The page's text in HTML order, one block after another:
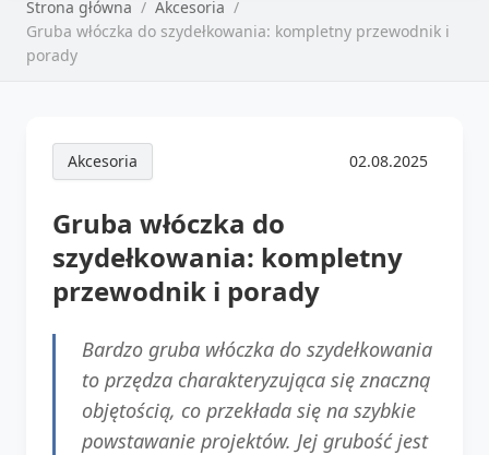
Strona główna
Akcesoria
Gruba włóczka do szydełkowania: kompletny przewodnik i
porady
Akcesoria 02.08.2025
Gruba włóczka do
szydełkowania: kompletny
przewodnik i porady
Bardzo gruba włóczka do szydełkowania
to przędza charakteryzująca się znaczną
objętością, co przekłada się na szybkie
powstawanie projektów. Jej grubość jest